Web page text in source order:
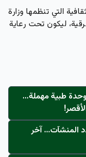
التي تنظمها وزارة
ليكون تحت رعاية
طبية مهملة...
المنشآت… آخر